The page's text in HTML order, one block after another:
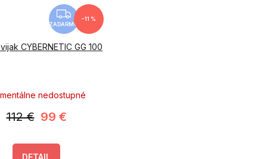
Z
A
D
O
ZADARMO
–11 %
CYBERNETIC GG 100
nedostupné
99 €
112 €